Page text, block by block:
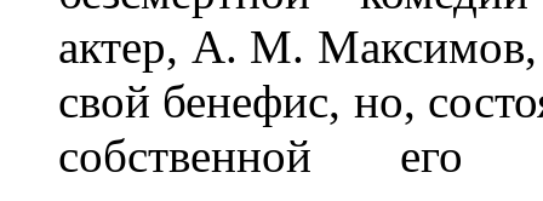
актер, А. М. Максимов,
свой бенефис, но,
собственной его